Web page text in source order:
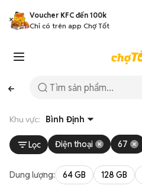
Voucher KFC đến 100k
Chỉ có trên app Chợ Tốt
Khu vực: Bình Định
Lọc Điện thoại 67
Dung lượng: 64 GB 128 GB